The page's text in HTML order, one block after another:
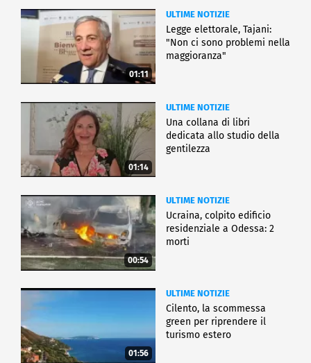
01:11
ULTIME NOTIZIE
Legge elettorale, Tajani:
"Non ci sono problemi nella
maggioranza"
01:14
ULTIME NOTIZIE
Una collana di libri
dedicata allo studio della
gentilezza
00:54
ULTIME NOTIZIE
Ucraina, colpito edificio
residenziale a Odessa: 2
morti
01:56
ULTIME NOTIZIE
Cilento, la scommessa
green per riprendere il
turismo estero